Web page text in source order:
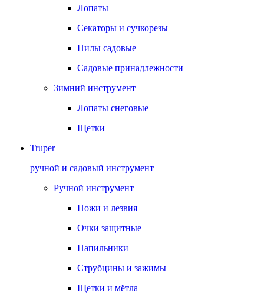
Лопаты
Секаторы и сучкорезы
Пилы садовые
Садовые принадлежности
Зимний инструмент
Лопаты снеговые
Щетки
Truper
ручной и садовый инструмент
Ручной инструмент
Ножи и лезвия
Очки защитные
Напильники
Струбцины и зажимы
Щетки и мётла